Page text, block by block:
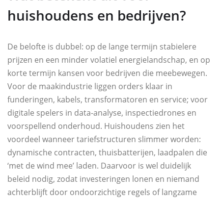
huishoudens en bedrijven?
De belofte is dubbel: op de lange termijn stabielere
prijzen en een minder volatiel energielandschap, en op
korte termijn kansen voor bedrijven die meebewegen.
Voor de maakindustrie liggen orders klaar in
funderingen, kabels, transformatoren en service; voor
digitale spelers in data-analyse, inspectiedrones en
voorspellend onderhoud. Huishoudens zien het
voordeel wanneer tariefstructuren slimmer worden:
dynamische contracten, thuisbatterijen, laadpalen die
‘met de wind mee’ laden. Daarvoor is wel duidelijk
beleid nodig, zodat investeringen lonen en niemand
achterblijft door ondoorzichtige regels of langzame